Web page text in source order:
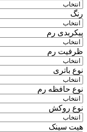
رنگ
پیکربدی رم
ظرفیت رم
نوع باتری
نوع حافظه رم
نوع روکش
هیت سینک